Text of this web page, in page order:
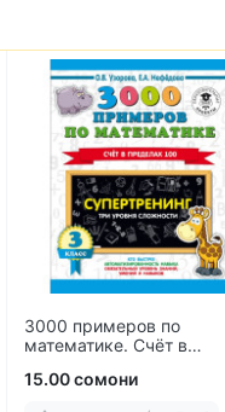
3000 примеров по
математике. Счёт в
15.00 сомони